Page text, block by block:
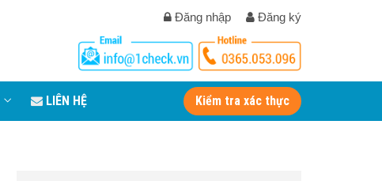
Đăng nhập Đăng ký
LIÊN HỆ Kiểm tra xác thực